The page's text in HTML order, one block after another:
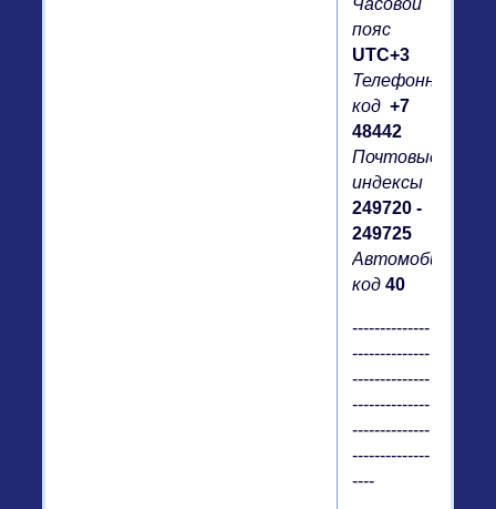
Часовой
пояс
UTC+3
Телефонный
код +7
48442
Почтовые
индексы
249720 -
249725
Автомобильный
код40
--------------
--------------
--------------
--------------
--------------
--------------
----